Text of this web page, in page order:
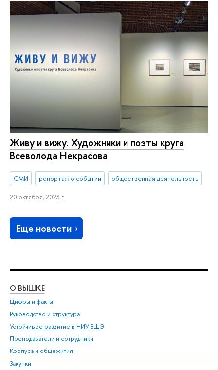
Живу и вижу. Художники и поэты круга
Всеволода Некрасова
СМИ репортаж о событии общественная деятельность
20 октября, 2023 г.
Еще новости
О ВЫШКЕ
Цифры и факты
Руководство и структура
Устойчивое развитие в НИУ ВШЭ
Преподаватели и сотрудники
Корпуса и общежития
Закупки